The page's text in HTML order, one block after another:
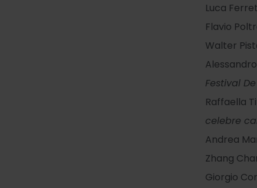
Luca
Flavio
Walter
Festival
Raffaella
celebre
Andrea
Zhang
Giorgio